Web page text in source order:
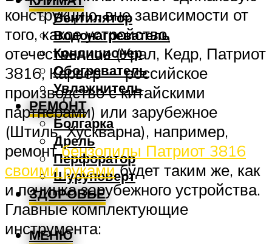
Вентилятор
Водонагреватель
Кондиционер
Обогреватель
Увлажнитель
РЕМОНТ
Болгарка
Дрель
Перфоратор
Шуруповерт
ЗДОРОВЬЕ
МЕНЮ
конструкцию, вне зависимости от
того, какое устройство,
отечественное (Урал, Кедр, Патриот
3816, Карвер — российское
производство с китайскими
партнерами) или зарубежное
(Штиль, Хускварна), например,
ремонтбензопилы Патриот 3816
своими рукамибудет таким же, как
и починка зарубежного устройства.
Главные комплектующие
инструмента: